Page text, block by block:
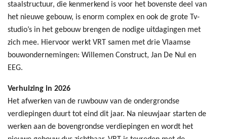
staalstructuur, die kenmerkend is voor het bovenste deel van
het nieuwe gebouw, is enorm complex en ook de grote Tv-
studio’s in het gebouw brengen de nodige uitdagingen met
zich mee. Hiervoor werkt VRT samen met drie Vlaamse
bouwondernemingen: Willemen Construct, Jan De Nul en
EEG.
Verhuizing in 2026
Het afwerken van de ruwbouw van de ondergrondse
verdiepingen duurt tot eind dit jaar. Na nieuwjaar starten de
werken aan de bovengrondse verdiepingen en wordt het